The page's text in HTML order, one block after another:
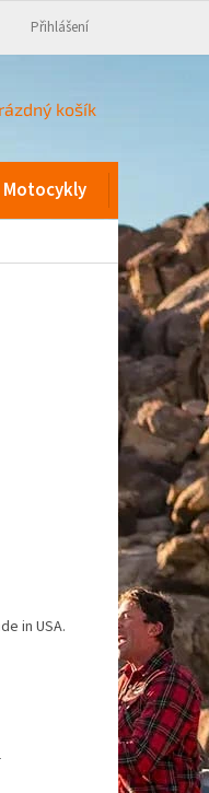
Přihlášení
košík
Motocykly
in USA.